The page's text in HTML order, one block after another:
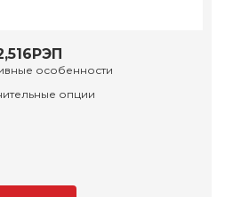
особенности
опции